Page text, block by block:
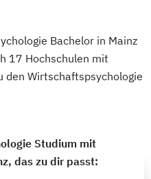
Bachelor in Mainz
17 Hochschulen mit
den Wirtschaftspsychologie
Studium mit
das zu dir passt: